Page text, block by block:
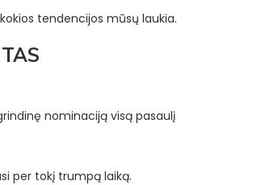
tendencijos mūsų laukia.
nominaciją visą pasaulį
per tokį trumpą laiką.